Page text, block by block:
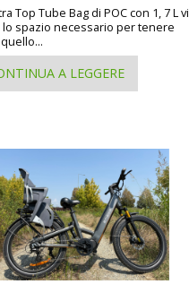
Top Tube Bag di POC con 1, 7 L vi
spazio necessario per tenere
A LEGGERE